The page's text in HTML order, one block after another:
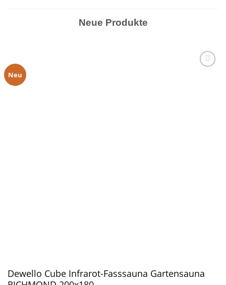
Neue Produkte
Neu
Dewello Cube Infrarot-Fasssauna Gartensauna